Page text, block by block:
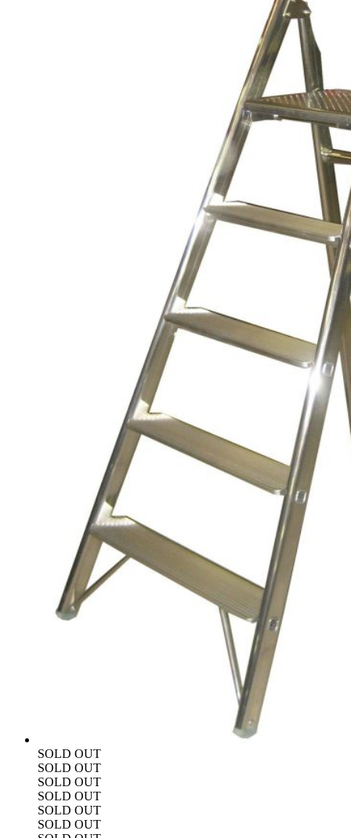
SOLD OUT
SOLD OUT
SOLD OUT
SOLD OUT
SOLD OUT
SOLD OUT